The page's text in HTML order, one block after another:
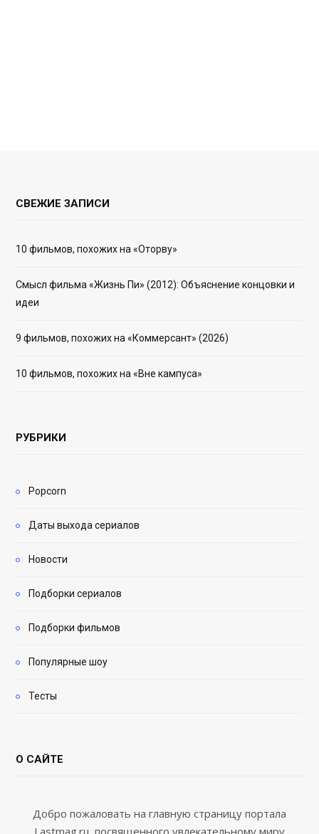
СВЕЖИЕ ЗАПИСИ
10 фильмов, похожих на «Оторву»
Смысл фильма «Жизнь Пи» (2012): Объяснение концовки и
идеи
9 фильмов, похожих на «Коммерсант» (2026)
10 фильмов, похожих на «Вне кампуса»
РУБРИКИ
Popcorn
Даты выхода сериалов
Новости
Подборки сериалов
Подборки фильмов
Популярные шоу
Тесты
О САЙТЕ
Добро пожаловать на главную страницу портала